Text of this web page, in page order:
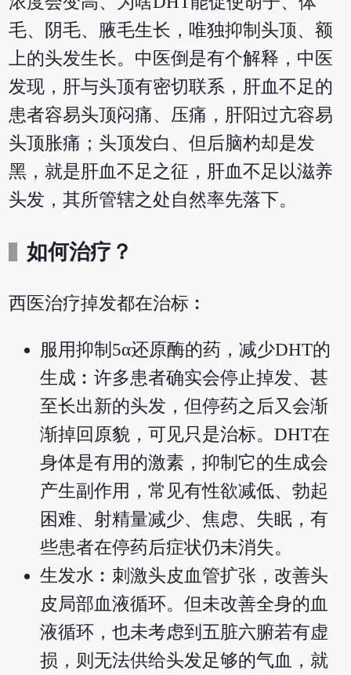
毛、阴毛、腋毛生长，唯独抑制头顶、额
上的头发生长。中医倒是有个解释，中医
发现，肝与头顶有密切联系，肝血不足的
患者容易头顶闷痛、压痛，肝阳过亢容易
头顶胀痛；头顶发白、但后脑杓却是发
黑，就是肝血不足之征，肝血不足以滋养
头发，其所管辖之处自然率先落下。
如何治疗？
西医治疗掉发都在治标︰
服用抑制5α还原酶的药，减少DHT的
生成︰许多患者确实会停止掉发、甚
至长出新的头发，但停药之后又会渐
渐掉回原貌，可见只是治标。DHT在
身体是有用的激素，抑制它的生成会
产生副作用，常见有性欲减低、勃起
困难、射精量减少、焦虑、失眠，有
些患者在停药后症状仍未消失。
生发水︰刺激头皮血管扩张，改善头
皮局部血液循环。但未改善全身的血
液循环，也未考虑到五脏六腑若有虚
损，则无法供给头发足够的气血，就